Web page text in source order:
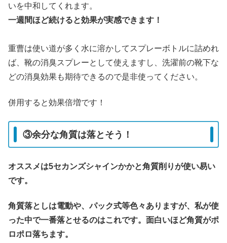
いを中和してくれます。
一週間ほど続けると効果が実感できます！
重曹は使い道が多く水に溶かしてスプレーボトルに詰めれ
ば、靴の消臭スプレーとして使えますし、洗濯前の靴下な
どの消臭効果も期待できるので是非使ってください。
併用すると効果倍増です！
③余分な角質は落とそう！
オススメは5セカンズシャインかかと角質削りが使い易い
です。
角質落としは電動や、パック式等色々ありますが、 私が使
った中で一番落とせるのはこれです。 面白いほど角質がポ
ロポロ落ちます。